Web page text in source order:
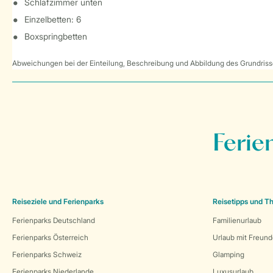
Schlafzimmer unten
Einzelbetten: 6
Boxspringbetten
Abweichungen bei der Einteilung, Beschreibung und Abbildung des
Reiseziele und Ferienparks
Ferienparks Deutschland
Ferienparks Österreich
Ferienparks Schweiz
Reisetipps und
Familienurlaub
Urlaub mit
Glamping